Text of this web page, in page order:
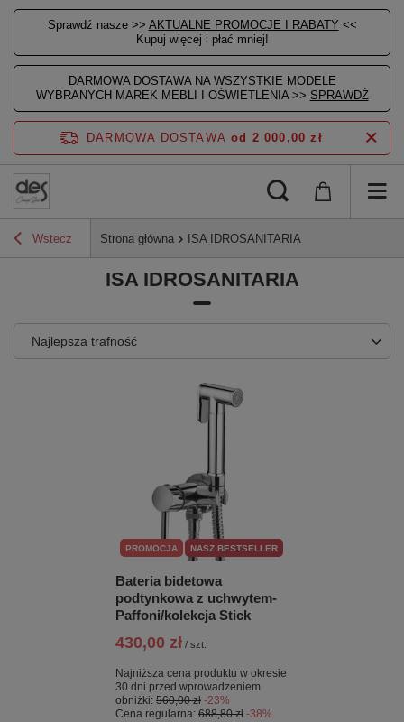
Sprawdź nasze >> AKTUALNE PROMOCJE I RABATY <<
Kupuj więcej i płać mniej!
DARMOWA DOSTAWA NA WSZYSTKIE MODELE
WYBRANYCH MAREK MEBLI I OŚWIETLENIA >> SPRAWDŹ
DARMOWA DOSTAWA od 2 000,00 zł
Wstecz Strona główna ISA IDROSANITARIA
ISA IDROSANITARIA
Najlepsza trafność
PROMOCJA NASZ BESTSELLER
Bateria bidetowa
podtynkowa z uchwytem-
Paffoni/kolekcja Stick
430,00 zł / szt.
Najniższa cena produktu w okresie
30 dni przed wprowadzeniem
obniżki: 560,00 zł -23%
Cena regularna: 688,80 zł -38%